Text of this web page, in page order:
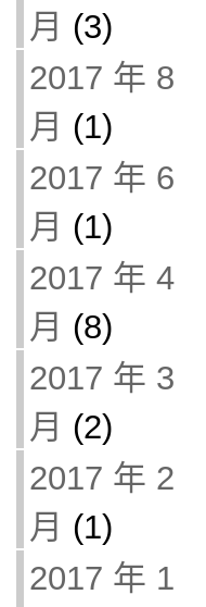
月 (3)
2017 年 8
月 (1)
2017 年 6
月 (1)
2017 年 4
月 (8)
2017 年 3
月 (2)
2017 年 2
月 (1)
2017 年 1